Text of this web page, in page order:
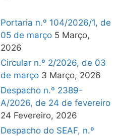
Portaria n.º 104/2026/1, de
05 de março 5 Março,
2026
Circular n.º 2/2026, de 03
de março 3 Março, 2026
Despacho n.º 2389-
A/2026, de 24 de fevereiro
24 Fevereiro, 2026
Despacho do SEAF, n.º